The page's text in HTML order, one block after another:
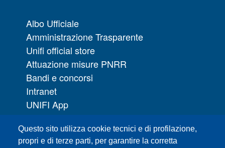
Questo sito utilizza cookie tecnici e di profilazione,
propri e di terze parti, per garantire la corretta
Albo Ufficiale
Amministrazione Trasparente
Unifi official store
Attuazione misure PNRR
Bandi e concorsi
Intranet
UNIFI App
URP | Ufficio Relazioni con il Pubblico